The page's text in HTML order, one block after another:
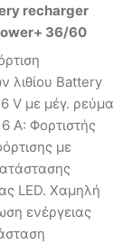
recharger
36/60
λιθίου Battery
V με μέγ. ρεύμα
A: Φορτιστής
με
LED. Χαμηλή
ενέργειας